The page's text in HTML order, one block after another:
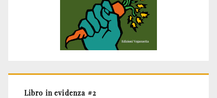
Libro in evidenza #2